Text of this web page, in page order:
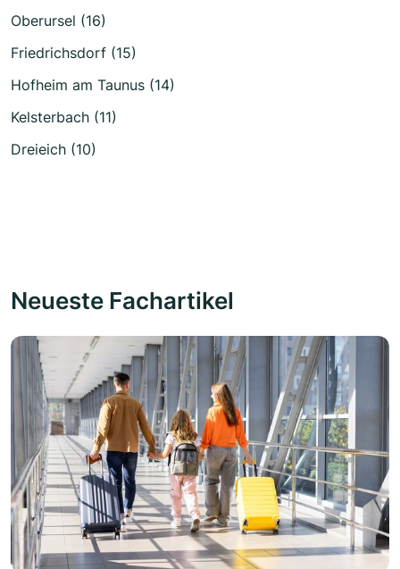
Oberursel (16)
Friedrichsdorf (15)
Hofheim am Taunus (14)
Kelsterbach (11)
Dreieich (10)
Neueste Fachartikel